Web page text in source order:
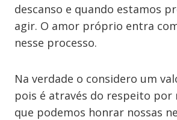
descanso e quando estamos
agir. O amor próprio entra
nesse processo.
Na verdade o considero um
pois é através do respeito por
que podemos honrar nossas